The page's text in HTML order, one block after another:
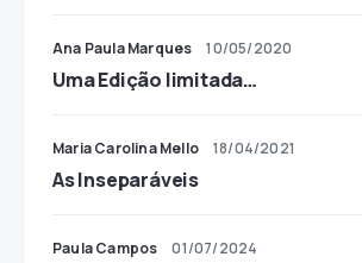
Ana Paula Marques 10/05/2020
Uma Edição limitada…
Maria Carolina Mello 18/04/2021
As Inseparáveis
Paula Campos 01/07/2024